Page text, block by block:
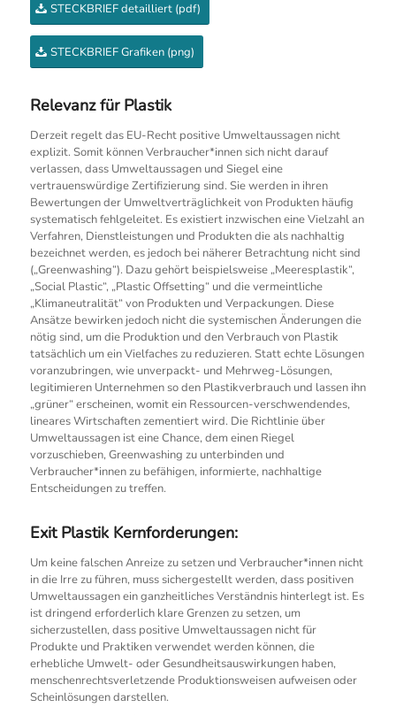
STECKBRIEF detailliert (pdf)
STECKBRIEF Grafiken (png)
Relevanz für Plastik
Derzeit regelt das EU-Recht positive Umweltaussagen nicht
explizit. Somit können Verbraucher*innen sich nicht darauf
verlassen, dass Umweltaussagen und Siegel eine
vertrauenswürdige Zertifizierung sind. Sie werden in ihren
Bewertungen der Umweltverträglichkeit von Produkten häufig
systematisch fehlgeleitet. Es existiert inzwischen eine Vielzahl an
Verfahren, Dienstleistungen und Produkten die als nachhaltig
bezeichnet werden, es jedoch bei näherer Betrachtung nicht sind
(„Greenwashing“). Dazu gehört beispielsweise „Meeresplastik“,
„Social Plastic“, „Plastic Offsetting“ und die vermeintliche
„Klimaneutralität“ von Produkten und Verpackungen. Diese
Ansätze bewirken jedoch nicht die systemischen Änderungen die
nötig sind, um die Produktion und den Verbrauch von Plastik
tatsächlich um ein Vielfaches zu reduzieren. Statt echte Lösungen
voranzubringen, wie unverpackt- und Mehrweg-Lösungen,
legitimieren Unternehmen so den Plastikverbrauch und lassen ihn
„grüner“ erscheinen, womit ein Ressourcen-verschwendendes,
lineares Wirtschaften zementiert wird. Die Richtlinie über
Umweltaussagen ist eine Chance, dem einen Riegel
vorzuschieben, Greenwashing zu unterbinden und
Verbraucher*innen zu befähigen, informierte, nachhaltige
Entscheidungen zu treffen.
Exit Plastik Kernforderungen:
Um keine falschen Anreize zu setzen und Verbraucher*innen nicht
in die Irre zu führen, muss sichergestellt werden, dass positiven
Umweltaussagen ein ganzheitliches Verständnis hinterlegt ist. Es
ist dringend erforderlich klare Grenzen zu setzen, um
sicherzustellen, dass positive Umweltaussagen nicht für
Produkte und Praktiken verwendet werden können, die
erhebliche Umwelt- oder Gesundheitsauswirkungen haben,
menschenrechtsverletzende Produktionsweisen aufweisen oder
Scheinlösungen darstellen.